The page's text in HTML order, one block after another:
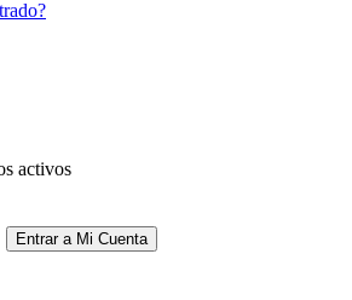
activos
Entrar a Mi Cuenta